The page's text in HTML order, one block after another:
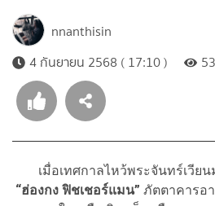
nnanthisin
4 กันยายน 2568 ( 17:10 )
เมื่อเทศกาลไหว้พระจันทร์เวียน
“ฮ่องกง ฟิชเชอร์แมน” ภัตตาคารอ